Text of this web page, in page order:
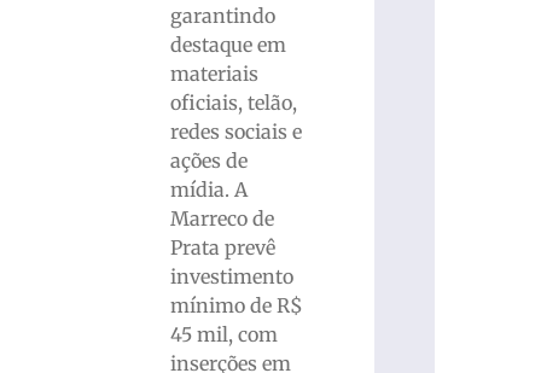
garantindo
destaque em
materiais
oficiais, telão,
redes sociais e
ações de
mídia. A
Marreco de
Prata prevê
investimento
mínimo de R$
45 mil, com
inserções em